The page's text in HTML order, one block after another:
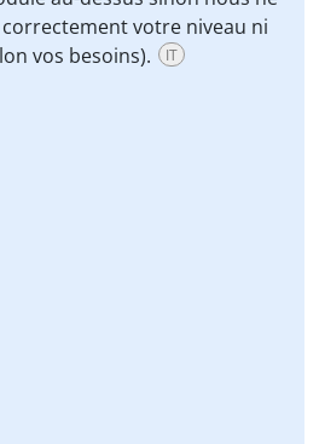
votre niveau ni
vos besoins).
IT